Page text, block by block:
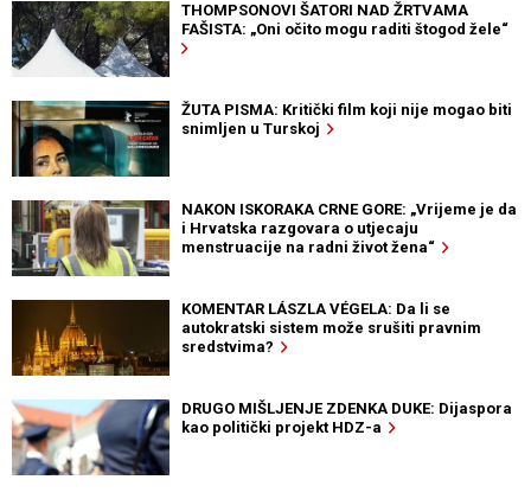
THOMPSONOVI ŠATORI NAD ŽRTVAMA
FAŠISTA: „Oni očito mogu raditi štogod žele“
ŽUTA PISMA: Kritički film koji nije mogao biti
snimljen u Turskoj
NAKON ISKORAKA CRNE GORE: „Vrijeme je da
i Hrvatska razgovara o utjecaju
menstruacije na radni život žena“
KOMENTAR LÁSZLA VÉGELA: Da li se
autokratski sistem može srušiti pravnim
sredstvima?
DRUGO MIŠLJENJE ZDENKA DUKE: Dijaspora
kao politički projekt HDZ-a